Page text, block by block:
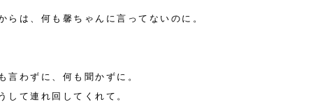
らは、何も馨ちゃんに言ってないのに。
言わずに、何も聞かずに。
して連れ回してくれて。